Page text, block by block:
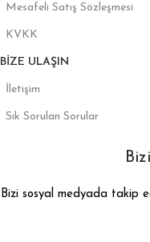
Mesafeli Satış Sözleşmesi
KVKK
BIZE ULAŞIN
İletişim
Sık Sorulan Sorular
Bizi sosyal medyada takip